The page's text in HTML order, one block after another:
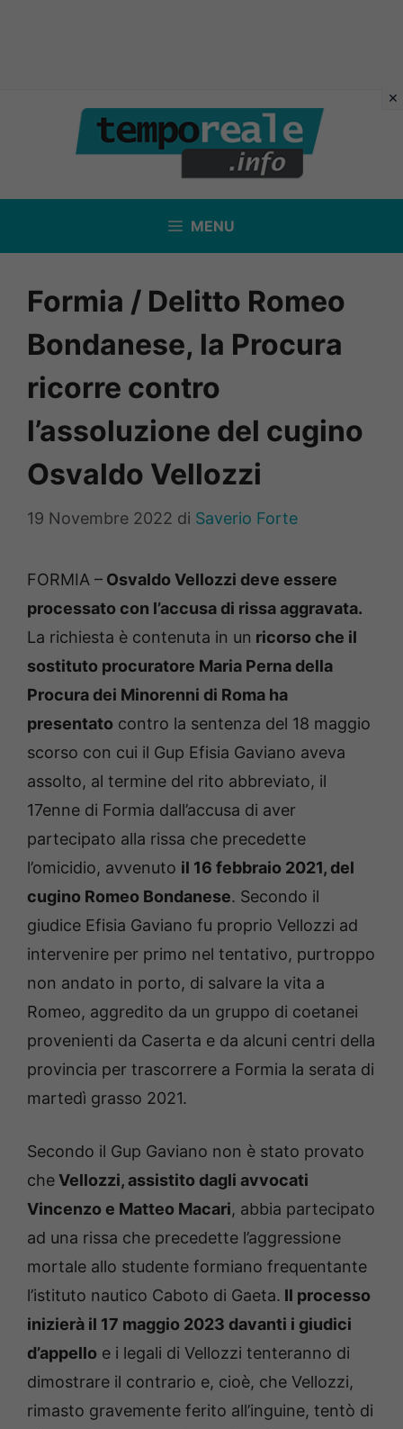
contenuto
MENU
Formia / Delitto Romeo
Bondanese, la Procura
ricorre contro
l’assoluzione del cugino
Osvaldo Vellozzi
19 Novembre 2022 di Saverio Forte
FORMIA – Osvaldo Vellozzi deve essere
processato con l’accusa di rissa aggravata.
La richiesta è contenuta in un ricorso che il
sostituto procuratore Maria Perna della
Procura dei Minorenni di Roma ha
presentato contro la sentenza del 18 maggio
scorso con cui il Gup Efisia Gaviano aveva
assolto, al termine del rito abbreviato, il
17enne di Formia dall’accusa di aver
partecipato alla rissa che precedette
l’omicidio, avvenuto il 16 febbraio 2021, del
cugino Romeo Bondanese. Secondo il
giudice Efisia Gaviano fu proprio Vellozzi ad
intervenire per primo nel tentativo, purtroppo
non andato in porto, di salvare la vita a
Romeo, aggredito da un gruppo di coetanei
provenienti da Caserta e da alcuni centri della
provincia per trascorrere a Formia la serata di
martedì grasso 2021.
Secondo il Gup Gaviano non è stato provato
cheVellozzi, assistito dagli avvocati
Vincenzo e Matteo Macari, abbia partecipato
ad una rissa che precedette l’aggressione
mortale allo studente formiano frequentante
l’istituto nautico Caboto di Gaeta. Il processo
inizierà il 17 maggio 2023 davanti i giudici
d’appello e i legali di Vellozzi tenteranno di
dimostrare il contrario e, cioè, che Vellozzi,
rimasto gravemente ferito all’inguine, tentò di